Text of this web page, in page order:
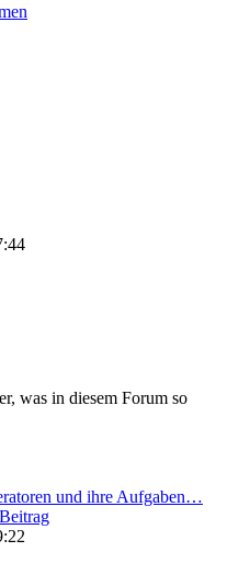
was in diesem Forum so
und ihre Aufgaben…